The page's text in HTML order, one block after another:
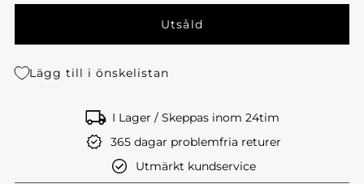
Lägg till i önskelistan
I Lager / Skeppas inom 24tim
365 dagar problemfria returer
Utmärkt kundservice